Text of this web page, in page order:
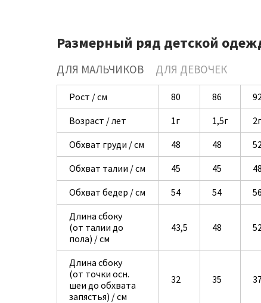
Размерный ряд детской
ДЛЯ МАЛЬЧИКОВ ДЛЯ ДЕВОЧЕК
Рост / см 80 86
Возраст / лет
1г 1,5г 2г
Обхват груди / см
48 48
Обхват талии / см
45 45 48
Обхват бедер / см
54 54 56
Длина сбоку
(от талии до
пола) / см
43,5 48
Длина сбоку
(от точки осн.
шеи до обхвата
запястья) / см
32 35